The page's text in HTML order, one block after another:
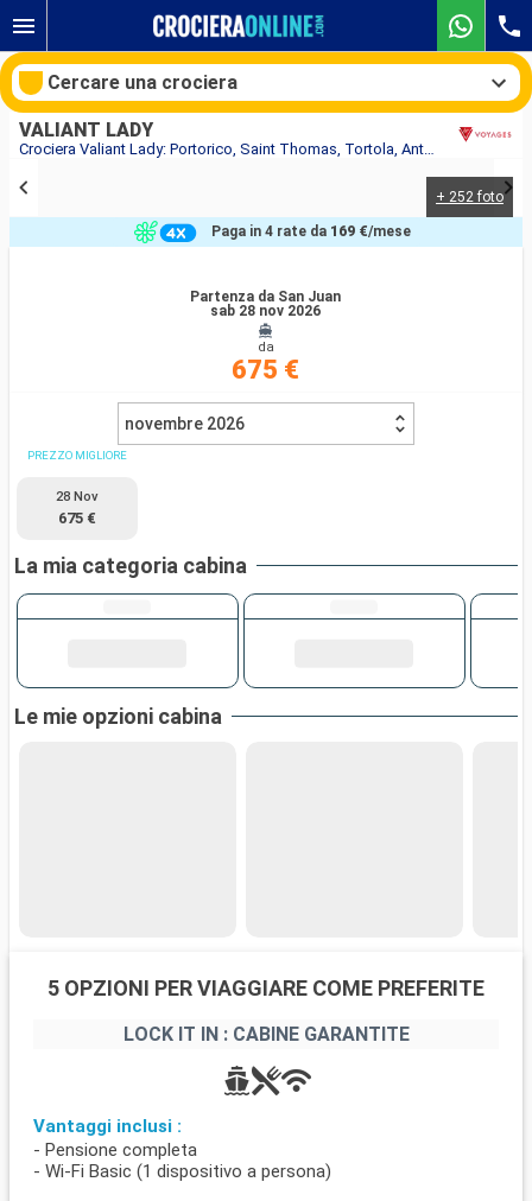
Crociera Valiant Lady: Portorico, Saint Thomas, Tortola, Antigua e Barbuda, Saint Martin in partenza da San Juan
VALIANT LADY
+ 252 foto
Partenza da San Juan
sab 28 nov 2026
da
675 €
Paga in 4 rate da169 €/mese
novembre 2026
PREZZO MIGLIORE
28 Nov
675 €
La mia categoria cabina
Le mie opzioni cabina
5 OPZIONI PER VIAGGIARE COME PREFERITE
LOCK IT IN : CABINE GARANTITE
Vantaggi inclusi :
- Pensione completa
- Wi-Fi Basic (1 dispositivo a persona)
Cercare una crociera
Le nostre destinazioni
Compagnie
Ricerca